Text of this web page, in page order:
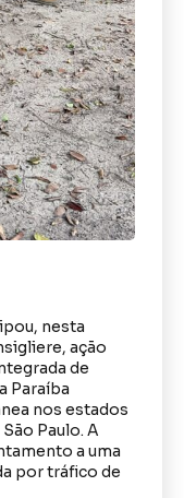
nesta
ação
de
Paraíba
nos estados
Paulo. A
a uma
por tráfico de